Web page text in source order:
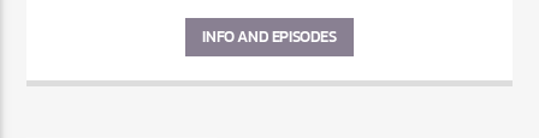
INFO AND EPISODES